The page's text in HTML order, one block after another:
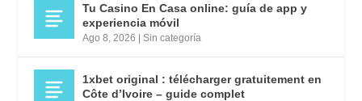
Tu Casino En Casa online: guía de app y
experiencia móvil
Ago 8, 2026 |Sin categoría
1xbet original : télécharger gratuitement en
Côte d’Ivoire – guide complet